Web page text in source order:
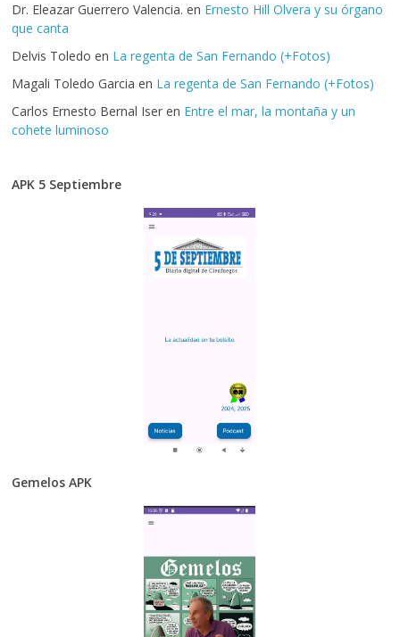
Dr. Eleazar Guerrero Valencia. en Ernesto Hill Olvera y su órgano
que canta
Delvis Toledo en La regenta de San Fernando (+Fotos)
Magali Toledo Garcia en La regenta de San Fernando (+Fotos)
Carlos Ernesto Bernal Iser en Entre el mar, la montaña y un
cohete luminoso
APK 5 Septiembre
Gemelos APK